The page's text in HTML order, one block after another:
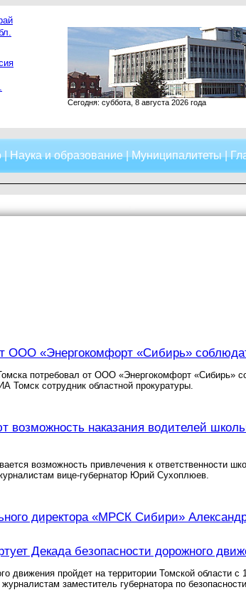
Сегодня: суббота, 8 августа 2026 года
|Наука и образование|Муниципалитеты|
ООО «Энергокомфорт «Сибирь»
потребовал от ООО «Энергокомфорт «Сибирь»
Томск сотрудник областной прокуратуры.
возможность наказания водителей
возможность привлечения к
вице-губернатор Юрий Сухоплюев.
директора «МРСК Сибири»
Декада безопасности дорожного
движения пройдет на территории Томской области
заместитель губернатора по